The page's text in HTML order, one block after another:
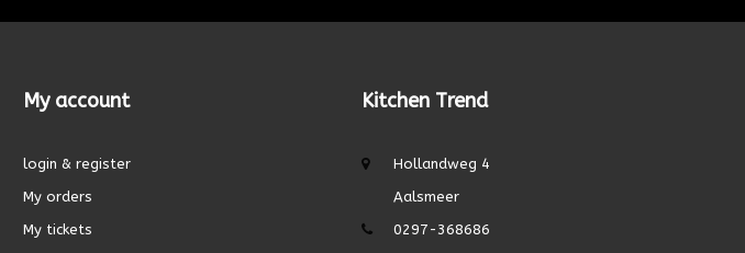
My account
login & register
My orders
My tickets
Kitchen Trend
Hollandweg 4
Aalsmeer
0297-368686